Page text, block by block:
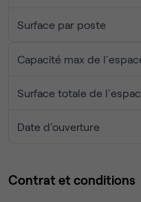
Surface par poste
Capacité max de
Surface totale de
Date d'ouverture
Contrat et conditions